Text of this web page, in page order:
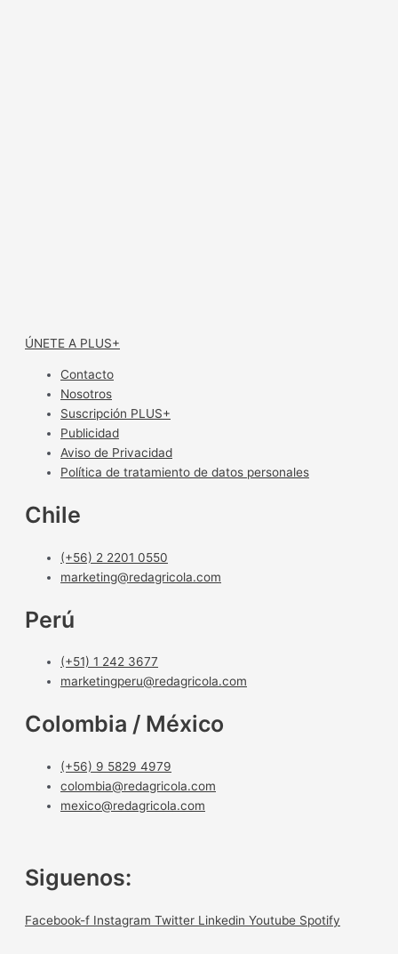
ÚNETE A PLUS+
Contacto
Nosotros
Suscripción PLUS+
Publicidad
Aviso de Privacidad
Política de tratamiento de datos personales
Chile
(+56) 2 2201 0550
marketing@redagricola.com
Perú
(+51) 1 242 3677
marketingperu@redagricola.com
Colombia / México
(+56) 9 5829 4979
colombia@redagricola.com
mexico@redagricola.com
Siguenos:
Facebook-f Instagram Twitter Linkedin Youtube Spotify